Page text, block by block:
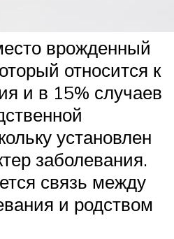
врожденный
относится к
и в 15% случаев
установлен
заболевания.
связь между
и родством